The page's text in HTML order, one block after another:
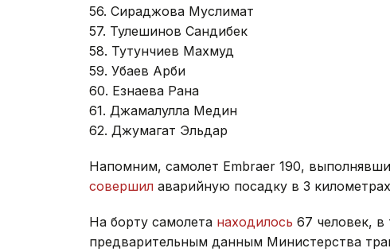
56. Сираджова Муслимат
57. Тулешинов Сандибек
58. Тутунчиев Махмуд
59. Убаев Арби
60. Езнаева Рана
61. Джамалулла Медин
62. Джумагат Эльдар
Напомним, самолет Embraer 190,
совершил аварийную посадку в 3
На борту самолета находилось 67 человек,
предварительным данным Министерства